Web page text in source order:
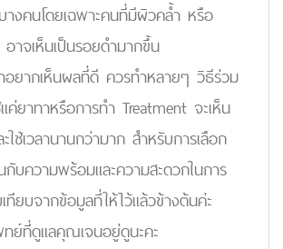
งคนโดยเฉพาะคนที่มีผิวคล้ำ หรือ
อาจเห็นเป็นรอยดำมากขึ้น
อยากเห็นผลที่ดี ควรทำหลายๆ วิธีร่วม
ค่ยาทาหรือการทำ Treatment จะเห็น
ใช้เวลานานกว่ามาก สำหรับการเลือก
กับความพร้อมและความสะดวกในการ
ทียบจากข้อมูลที่ให้ไว้แล้วข้างต้นค่ะ
ย์ที่ดูแลคุณเจนอยู่ดูนะคะ